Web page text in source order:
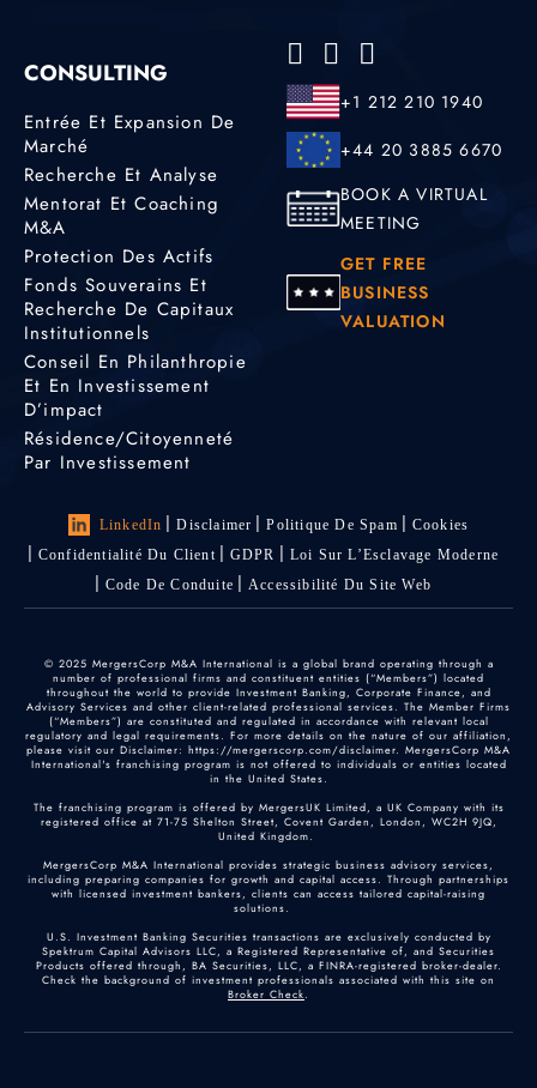
CONSULTING
Entrée Et Expansion De
Marché
Recherche Et Analyse
Mentorat Et Coaching
M&A
Protection Des Actifs
Fonds Souverains Et
Recherche De Capitaux
Institutionnels
Conseil En Philanthropie
Et En Investissement
D’impact
Résidence/citoyenneté
Par Investissement
+1 212 210 1940
+44 20 3885 6670
BOOK A VIRTUAL
MEETING
GET FREE
BUSINESS
VALUATION
LinkedIn Disclaimer Politique De Spam
Cookies
Confidentialité Du Client
GDPR
Loi Sur L’Esclavage Moderne
Code De Conduite
Accessibilité Du Site Web
© 2025 MergersCorp M&A International is a global brand operating through a
number of professional firms and constituent entities (“Members”) located
throughout the world to provide Investment Banking, Corporate Finance, and
Advisory Services and other client-related professional services. The Member Firms
(“Members”) are constituted and regulated in accordance with relevant local
regulatory and legal requirements. For more details on the nature of our affiliation,
please visit our Disclaimer: https://mergerscorp.com/disclaimer. MergersCorp M&A
International's franchising program is not offered to individuals or entities located
in the United States.
The franchising program is offered by MergersUK Limited, a UK Company with its
registered office at 71-75 Shelton Street, Covent Garden, London, WC2H 9JQ,
United Kingdom.
MergersCorp M&A International provides strategic business advisory services,
including preparing companies for growth and capital access. Through partnerships
with licensed investment bankers, clients can access tailored capital-raising
solutions.
U.S. Investment Banking Securities transactions are exclusively conducted by
Spektrum Capital Advisors LLC, a Registered Representative of, and Securities
Products offered through, BA Securities, LLC, a FINRA-registered broker-dealer.
Check the background of investment professionals associated with this site on
Broker Check.